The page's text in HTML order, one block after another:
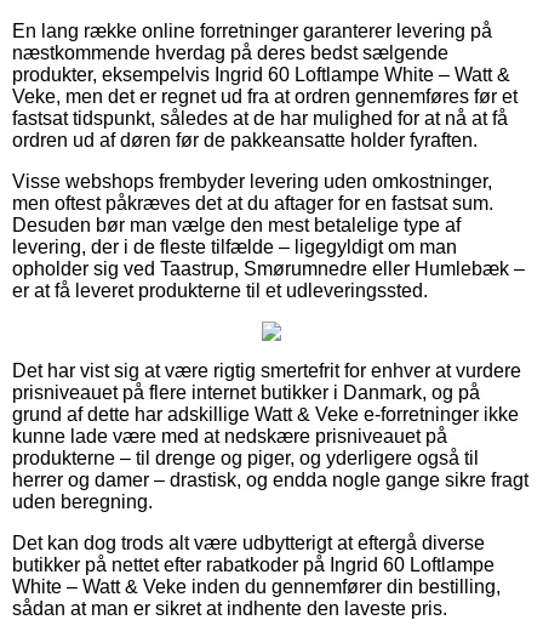
En lang række online forretninger garanterer levering på
næstkommende hverdag på deres bedst sælgende
produkter, eksempelvis Ingrid 60 Loftlampe White – Watt &
Veke, men det er regnet ud fra at ordren gennemføres før et
fastsat tidspunkt, således at de har mulighed for at nå at få
ordren ud af døren før de pakkeansatte holder fyraften.
Visse webshops frembyder levering uden omkostninger,
men oftest påkræves det at du aftager for en fastsat sum.
Desuden bør man vælge den mest betalelige type af
levering, der i de fleste tilfælde – ligegyldigt om man
opholder sig ved Taastrup, Smørumnedre eller Humlebæk –
er at få leveret produkterne til et udleveringssted.
Det har vist sig at være rigtig smertefrit for enhver at vurdere
prisniveauet på flere internet butikker i Danmark, og på
grund af dette har adskillige Watt & Veke e-forretninger ikke
kunne lade være med at nedskære prisniveauet på
produkterne – til drenge og piger, og yderligere også til
herrer og damer – drastisk, og endda nogle gange sikre fragt
uden beregning.
Det kan dog trods alt være udbytterigt at eftergå diverse
butikker på nettet efter rabatkoder på Ingrid 60 Loftlampe
White – Watt & Veke inden du gennemfører din bestilling,
sådan at man er sikret at indhente den laveste pris.